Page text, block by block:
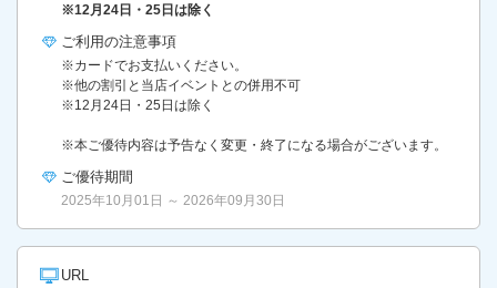
※12月24日・25日は除く
ご利用の注意事項
※カードでお支払いください。
※他の割引と当店イベントとの併用不可
※12月24日・25日は除く
※本ご優待内容は予告なく変更・終了になる場合がございます。
ご優待期間
2025年10月01日 ～ 2026年09月30日
URL